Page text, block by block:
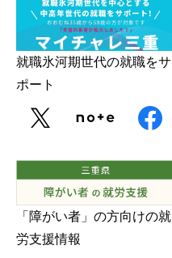
就職氷河期世代の就職をサ
ポート
「障がい者」の方向けの就
労支援情報